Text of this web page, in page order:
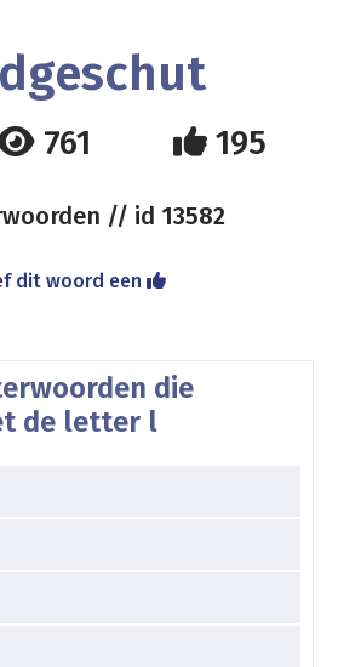
761 195
// id 13582
dit woord een
die
de letter l